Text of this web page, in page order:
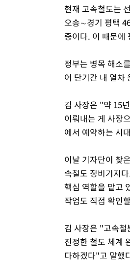
현재 고속철도는
오송∼경기 평택
중이다. 이 때문에
정부는 병목 해소
어 단기간 내 열차
김 사장은 "약 15
이뤄내는 게 사장
에서 예약하는 시
이날 기자단이 찾
속철도 정비기지
핵심 역할을 맡고
작업도 직접 확인
김 사장은 "고속
진정한 철도 체계
다하겠다"고 말했